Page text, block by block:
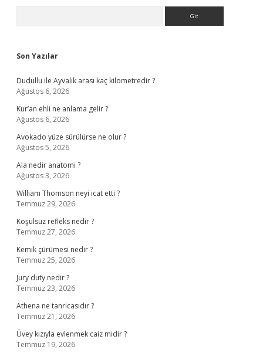
Son Yazılar
Dudullu ile Ayvalık arası kaç kilometredir ?
Ağustos 6, 2026
Kur’an ehli ne anlama gelir ?
Ağustos 6, 2026
Avokado yüze sürülürse ne olur ?
Ağustos 5, 2026
Ala nedir anatomi ?
Ağustos 3, 2026
William Thomson neyi icat etti ?
Temmuz 29, 2026
Koşulsuz refleks nedir ?
Temmuz 27, 2026
Kemik çürümesi nedir ?
Temmuz 25, 2026
Jury duty nedir ?
Temmuz 23, 2026
Athena ne tanricasıdır ?
Temmuz 21, 2026
Üvey kızıyla evlenmek caiz midir ?
Temmuz 19, 2026